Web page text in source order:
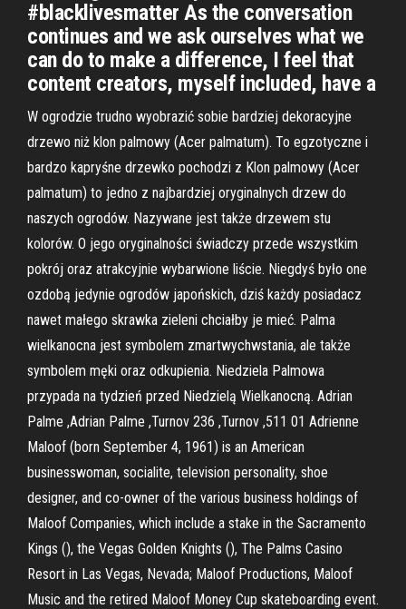
#blacklivesmatter As the conversation
continues and we ask ourselves what we
can do to make a difference, I feel that
content creators, myself included, have a
W ogrodzie trudno wyobrazić sobie bardziej dekoracyjne
drzewo niż klon palmowy (Acer palmatum). To egzotyczne i
bardzo kapryśne drzewko pochodzi z Klon palmowy (Acer
palmatum) to jedno z najbardziej oryginalnych drzew do
naszych ogrodów. Nazywane jest także drzewem stu
kolorów. O jego oryginalności świadczy przede wszystkim
pokrój oraz atrakcyjnie wybarwione liście. Niegdyś było one
ozdobą jedynie ogrodów japońskich, dziś każdy posiadacz
nawet małego skrawka zieleni chciałby je mieć. Palma
wielkanocna jest symbolem zmartwychwstania, ale także
symbolem męki oraz odkupienia. Niedziela Palmowa
przypada na tydzień przed Niedzielą Wielkanocną. Adrian
Palme ,Adrian Palme ,Turnov 236 ,Turnov ,511 01 Adrienne
Maloof (born September 4, 1961) is an American
businesswoman, socialite, television personality, shoe
designer, and co-owner of the various business holdings of
Maloof Companies, which include a stake in the Sacramento
Kings (), the Vegas Golden Knights (), The Palms Casino
Resort in Las Vegas, Nevada; Maloof Productions, Maloof
Music and the retired Maloof Money Cup skateboarding event.